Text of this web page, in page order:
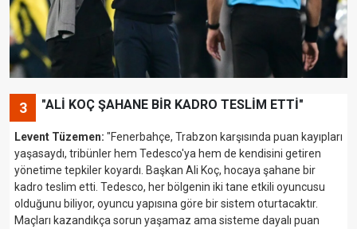
3 "ALİ KOÇ ŞAHANE BİR KADRO TESLİM ETTİ"
Levent Tüzemen: "Fenerbahçe, Trabzon karşısında puan kayıpları
yaşasaydı, tribünler hem Tedesco'ya hem de kendisini getiren
yönetime tepkiler koyardı. Başkan Ali Koç, hocaya şahane bir
kadro teslim etti. Tedesco, her bölgenin iki tane etkili oyuncusu
olduğunu biliyor, oyuncu yapısına göre bir sistem oturtacaktır.
Maçları kazandıkça sorun yaşamaz ama sisteme dayalı puan